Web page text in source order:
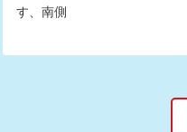
す、南側